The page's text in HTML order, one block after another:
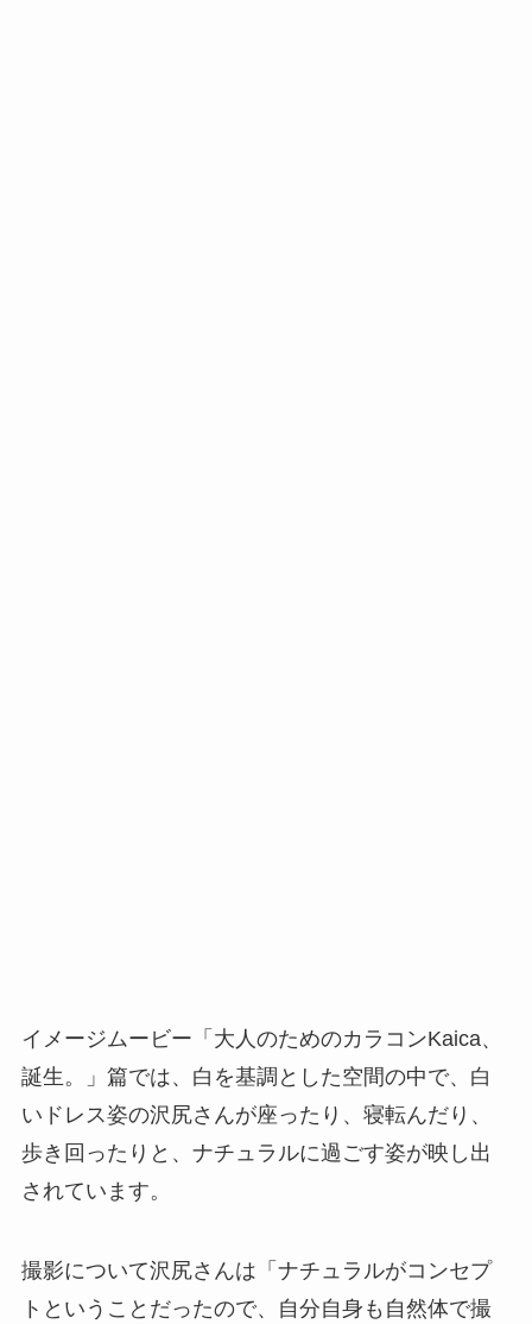
イメージムービー「大人のためのカラコンKaica、
誕生。」篇では、白を基調とした空間の中で、白
いドレス姿の沢尻さんが座ったり、寝転んだり、
歩き回ったりと、ナチュラルに過ごす姿が映し出
されています。
撮影について沢尻さんは「ナチュラルがコンセプ
トということだったので、自分自身も自然体で撮